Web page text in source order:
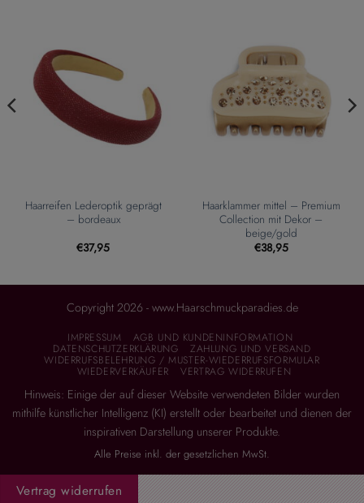
Haarreifen Lederoptik geprägt
– bordeaux
€37,95
Haarklammer mittel – Premium
Collection mit Dekor –
beige/gold
€38,95
Copyright 2026 - www.Haarschmuckparadies.de
IMPRESSUM AGB UND KUNDENINFORMATION
DATENSCHUTZERKLÄRUNG ZAHLUNG UND VERSAND
WIDERRUFSBELEHRUNG / MUSTER-WIEDERRUFSFORMULAR
WIEDERVERKÄUFER VERTRAG WIDERRUFEN
Hinweis: Einige der auf dieser Website verwendeten Bilder wurden
mithilfe künstlicher Intelligenz (KI) erstellt oder bearbeitet und dienen der
inspirativen Darstellung unserer Produkte.
Alle Preise inkl. der gesetzlichen MwSt.
Vertrag widerrufen